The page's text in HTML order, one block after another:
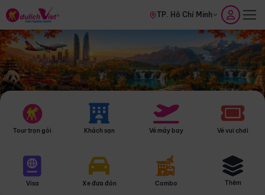
TP. Hồ Chí Minh
Tour trọn gói Khách sạn Vé máy bay Vé vui chơi
Visa Xe đưa đón Combo Thêm